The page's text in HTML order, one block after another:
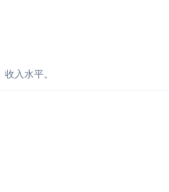
入水平。